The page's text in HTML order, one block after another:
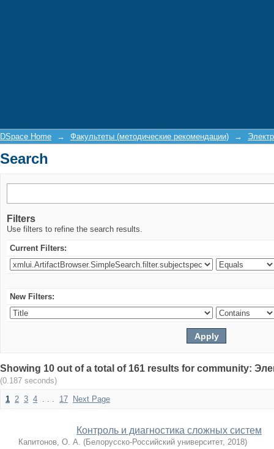
DSpace Home → Факультеты (методические рекомендации) →
Search
Filters
Use filters to refine the search results.
Current Filters:
New Filters:
Showing 10 out of a total of 161 results for community:
(0.187 seconds)
1 2 3 4 . . . 17 Next Page
Контроль и диагностика сложных систем
Капитонов, О. А. (Белорусско-Российский университет, 2018)